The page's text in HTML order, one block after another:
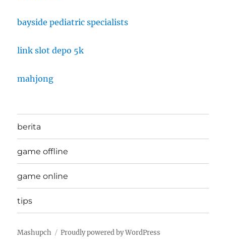
bayside pediatric specialists
link slot depo 5k
mahjong
berita
game offline
game online
tips
Mashupch Proudly powered by WordPress